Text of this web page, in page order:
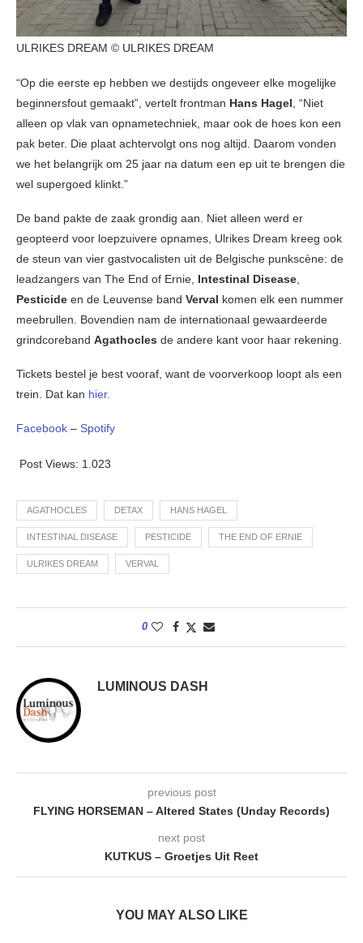
ULRIKES DREAM © ULRIKES DREAM
“Op die eerste ep hebben we destijds ongeveer elke mogelijke
beginnersfout gemaakt”, vertelt frontman Hans Hagel , “Niet
alleen op vlak van opnametechniek, maar ook de hoes kon een
pak beter. Die plaat achtervolgt ons nog altijd. Daarom vonden
we het belangrijk om 25 jaar na datum een ep uit te brengen die
wel supergoed klinkt.”
De band pakte de zaak grondig aan. Niet alleen werd er
geopteerd voor loepzuivere opnames, Ulrikes Dream kreeg ook
de steun van vier gastvocalisten uit de Belgische punkscène: de
leadzangers van The End of Ernie, Intestinal Disease
Pesticide en de Leuvense band Verval komen elk een nummer
meebrullen. Bovendien nam de internationaal gewaardeerde
grindcoreband Agathocles de andere kant voor haar rekening.
Tickets bestel je best vooraf, want de voorverkoop loopt als een
trein. Dat kan hier.
Facebook – Spotify
Post Views: 1.023
AGATHOCLES DETAX HANS HAGEL
INTESTINAL DISEASE PESTICIDE THE END OF ERNIE
ULRIKES DREAM VERVAL
0
LUMINOUS DASH
previous post
FLYING HORSEMAN – Altered States (Unday Records)
next post
KUTKUS – Groetjes Uit Reet
YOU MAY ALSO LIKE